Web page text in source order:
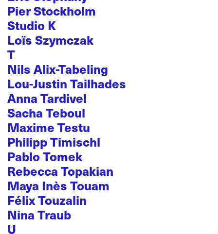
Pier Stockholm
Studio K
Loïs Szymczak
T
Nils Alix-Tabeling
Lou-Justin Tailhades
Anna Tardivel
Sacha Teboul
Maxime Testu
Philipp Timischl
Pablo Tomek
Rebecca Topakian
Maya Inès Touam
Félix Touzalin
Nina Traub
U